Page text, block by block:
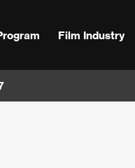
Film Industry